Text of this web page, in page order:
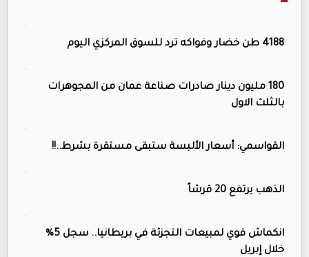
4188 طن خضار وفواكه ترد للسوق المركزي اليوم
180 مليون دينار صادرات صناعة عمان من المجوهرات
بالثلث الاول
القواسمي: أسعار الألبسة ستبقى مستقرة بشرط..!!
الذهب يرتفع 20 قرشاً
انكماش قوي لمبيعات التجزئة في بريطانيا.. سجل 5%
خلال إبريل